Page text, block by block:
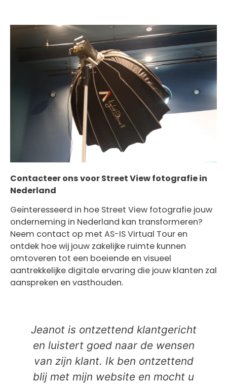
Contacteer ons voor Street View fotografie in
Nederland
Geïnteresseerd in hoe Street View fotografie jouw
onderneming in Nederland kan transformeren?
Neem contact op met AS-IS Virtual Tour en
ontdek hoe wij jouw zakelijke ruimte kunnen
omtoveren tot een boeiende en visueel
aantrekkelijke digitale ervaring die jouw klanten zal
aanspreken en vasthouden.
Jeanot is ontzettend klantgericht
en luistert goed naar de wensen
van zijn klant. Ik ben ontzettend
blij met mijn website en mocht u